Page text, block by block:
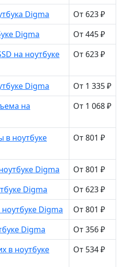
Digma
От 623 ₽
Digma
От 445 ₽
на ноутбуке
От 623 ₽
Digma
От 1 335 ₽
на
От 1 068 ₽
в ноутбуке
От 801 ₽
Digma
От 801 ₽
Digma
От 623 ₽
Digma
От 801 ₽
Digma
От 356 ₽
в ноутбуке
От 534 ₽